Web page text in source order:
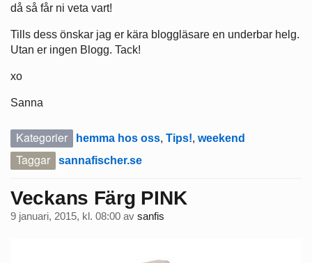
då så får ni veta vart!
Tills dess önskar jag er kära bloggläsare en underbar helg.
Utan er ingen Blogg. Tack!
xo
Sanna
Kategorier hemma hos oss, Tips!, weekend
Taggar sannafischer.se
Veckans Färg PINK
9 januari, 2015, kl. 08:00 av sanfis